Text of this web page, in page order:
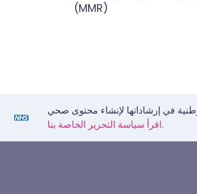
(MMR)
اقرأ سياسة التحرير الخاصة بنا.